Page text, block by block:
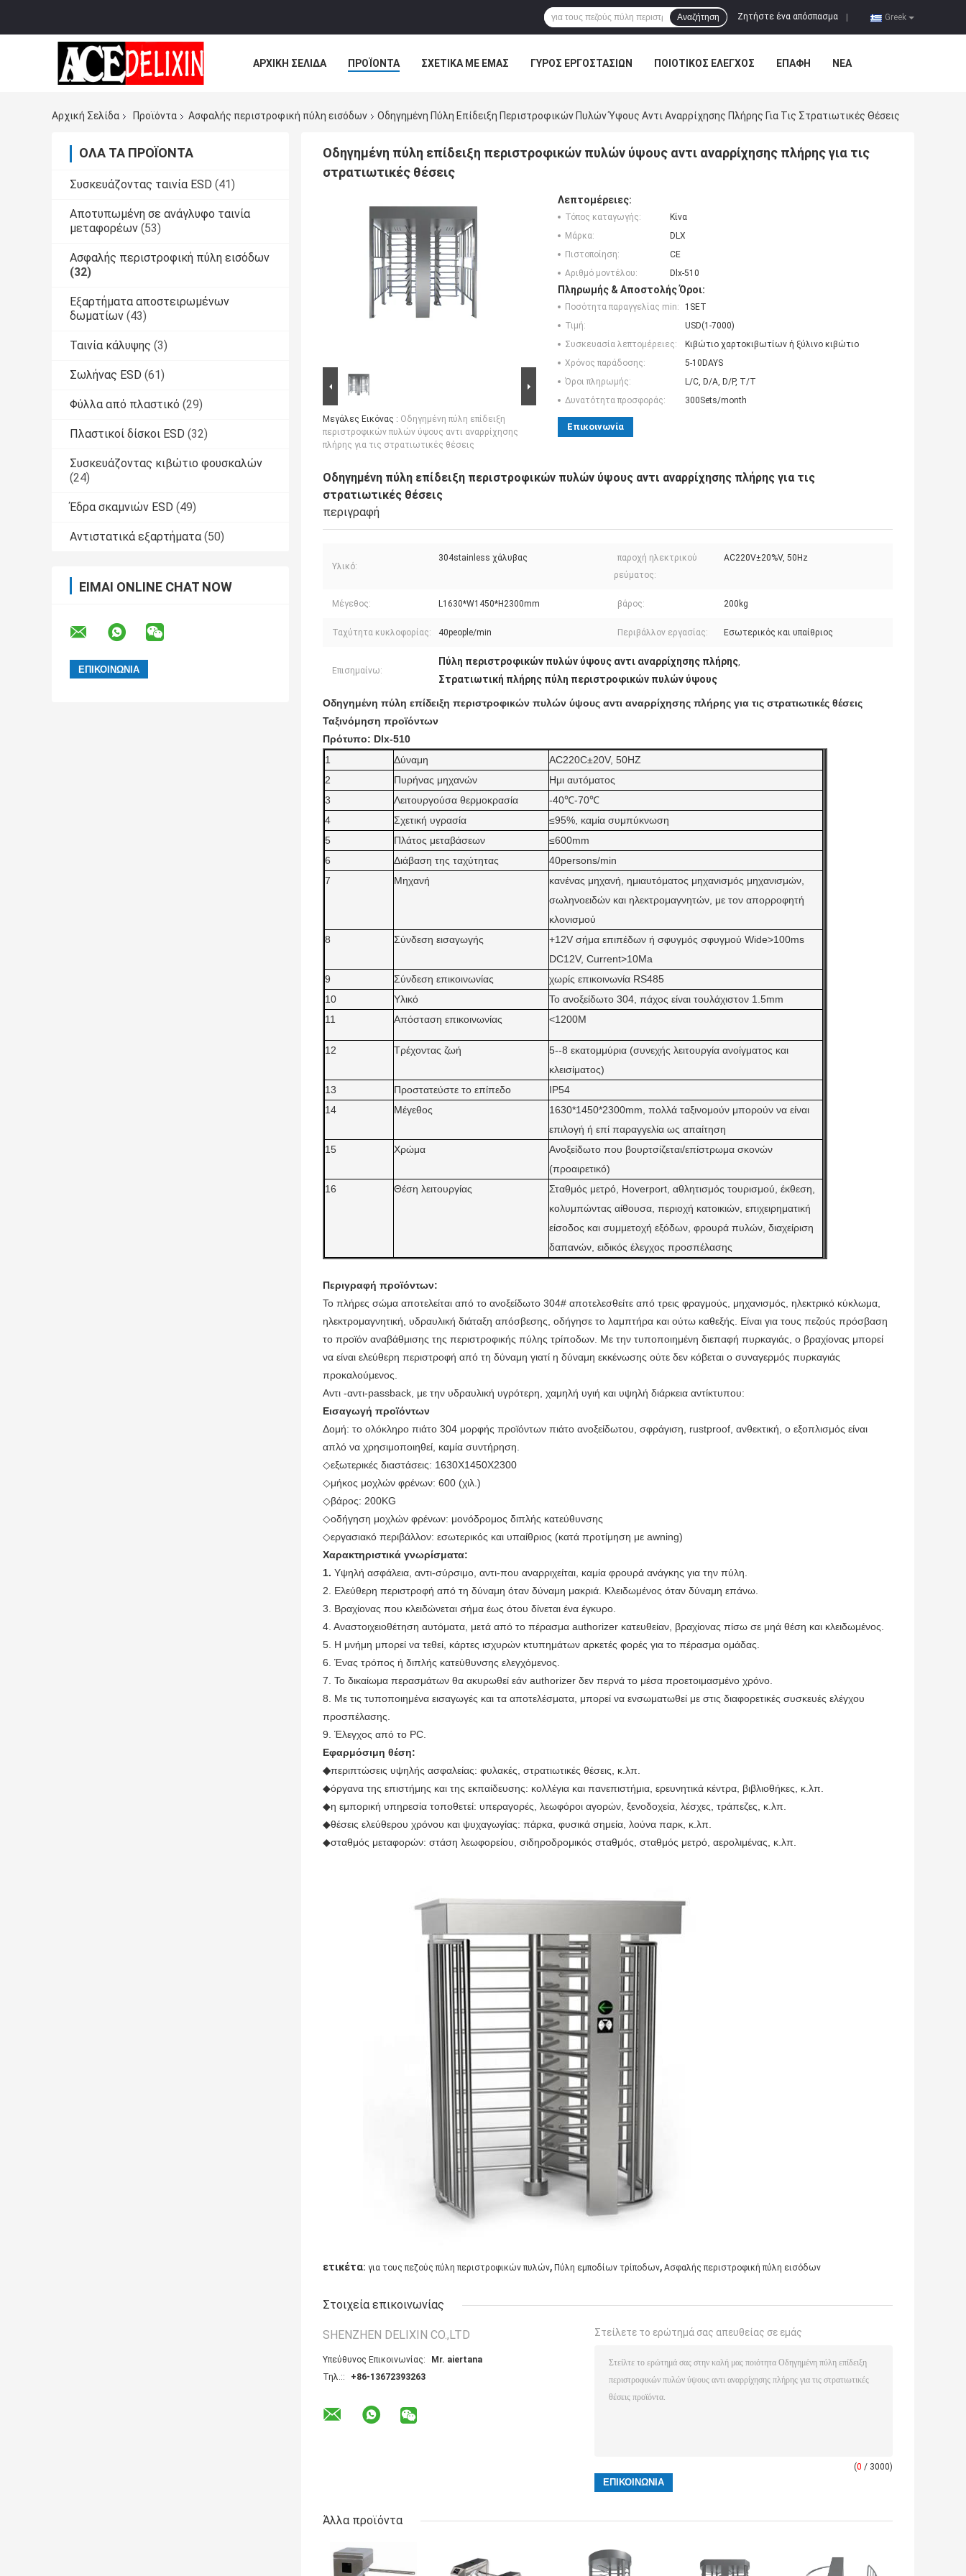
Greek
Ζητήστε ένα απόσπασμα
Αναζήτηση
ΑΡΧΙΚΉ ΣΕΛΊΔΑ ΠΡΟΪΌΝΤΑ ΣΧΕΤΙΚΆ ΜΕ ΕΜΆΣ ΓΎΡΟΣ ΕΡΓΟΣΤΑΣΊΩΝ ΠΟΙΟΤΙΚΌΣ ΈΛΕΓΧΟΣ ΕΠΑΦΉ ΝΈΑ
Αρχική Σελίδα
Προϊόντα Ασφαλής περιστροφική πύλη εισόδων Οδηγημένη Πύλη Επίδειξη Περιστροφικών Πυλών Ύψους Αντι Αναρρίχησης Πλήρης Για Τις Στρατιωτικές Θέσεις
ΌΛΑ ΤΑ ΠΡΟΪΌΝΤΑ
Συσκευάζοντας ταινία ESD (41)
Αποτυπωμένη σε ανάγλυφο ταινία
μεταφορέων (53)
Ασφαλής περιστροφική πύλη εισόδων
(32)
Εξαρτήματα αποστειρωμένων
δωματίων (43)
Ταινία κάλυψης (3)
Σωλήνας ESD (61)
Φύλλα από πλαστικό (29)
Πλαστικοί δίσκοι ESD (32)
Συσκευάζοντας κιβώτιο φουσκαλών
(24)
Έδρα σκαμνιών ESD (49)
Αντιστατικά εξαρτήματα (50)
ΕΊΜΑΙ ONLINE CHAT NOW
Οδηγημένη πύλη επίδειξη περιστροφικών πυλών ύψους αντι αναρρίχησης πλήρης για τις
στρατιωτικές θέσεις
Μεγάλες Εικόνας : Οδηγημένη πύλη επίδειξη
περιστροφικών πυλών ύψους αντι αναρρίχησης
πλήρης για τις στρατιωτικές θέσεις
Λεπτομέρειες:
Τόπος καταγωγής:
Κίνα
Μάρκα:
DLX
Πιστοποίηση:
CE
Αριθμό μοντέλου:
Dlx-510
Πληρωμής & Αποστολής Όροι:
Ποσότητα παραγγελίας min:
1SET
Τιμή:
USD(1-7000)
Συσκευασία λεπτομέρειες:
Κιβώτιο χαρτοκιβωτίων ή ξύλινο κιβώτιο
Χρόνος παράδοσης:
5-10DAYS
Όροι πληρωμής:
L/C, D/A, D/P, T/T
Δυνατότητα προσφοράς:
300Sets/month
Επικοινωνία
Οδηγημένη πύλη επίδειξη περιστροφικών πυλών ύψους αντι αναρρίχησης πλήρης για τις
στρατιωτικές θέσεις
περιγραφή
Υλικό:
304stainless χάλυβας
παροχή ηλεκτρικού
ρεύματος:
AC220V±20%V, 50Hz
Μέγεθος: L1630*W1450*H2300mm βάρος: 200kg
Ταχύτητα κυκλοφορίας: 40people/min Περιβάλλον εργασίας: Εσωτερικός και υπαίθριος
Επισημαίνω:
Πύλη περιστροφικών πυλών ύψους αντι αναρρίχησης πλήρης,
Στρατιωτική πλήρης πύλη περιστροφικών πυλών ύψους
Οδηγημένη πύλη επίδειξη περιστροφικών πυλών ύψους αντι αναρρίχησης πλήρης για τις στρατιωτικές θέσεις
Ταξινόμηση προϊόντων
Πρότυπο: Dlx-510
1
Δύναμη
AC220C±20V, 50HZ
2
Πυρήνας μηχανών
Ημι αυτόματος
3
Λειτουργούσα θερμοκρασία
-40℃-70℃
4
Σχετική υγρασία
≤95%, καμία συμπύκνωση
5
Πλάτος μεταβάσεων
≤600mm
6
Διάβαση της ταχύτητας
40persons/min
7
Μηχανή
κανένας μηχανή, ημιαυτόματος μηχανισμός μηχανισμών,
σωληνοειδών και ηλεκτρομαγνητών, με τον απορροφητή
κλονισμού
8
Σύνδεση εισαγωγής
+12V σήμα επιπέδων ή σφυγμός σφυγμού Wide>100ms
DC12V, Current>10Ma
9
Σύνδεση επικοινωνίας
χωρίς επικοινωνία RS485
10
Υλικό
Το ανοξείδωτο 304, πάχος είναι τουλάχιστον 1.5mm
11
Απόσταση επικοινωνίας <1200M
12 Τρέχοντας ζωή
5--8 εκατομμύρια (συνεχής λειτουργία ανοίγματος και
κλεισίματος)
13
Προστατεύστε το επίπεδο
IP54
14
Μέγεθος
1630*1450*2300mm, πολλά ταξινομούν μπορούν να είναι
επιλογή ή επί παραγγελία ως απαίτηση
15
Χρώμα
Ανοξείδωτο που βουρτσίζεται/επίστρωμα σκονών
(προαιρετικό)
16
Θέση λειτουργίας
Σταθμός μετρό, Hoverport, αθλητισμός τουρισμού, έκθεση,
κολυμπώντας αίθουσα, περιοχή κατοικιών, επιχειρηματική
είσοδος και συμμετοχή εξόδων, φρουρά πυλών, διαχείριση
δαπανών, ειδικός έλεγχος προσπέλασης
Περιγραφή προϊόντων:
Το πλήρες σώμα αποτελείται από το ανοξείδωτο 304# αποτελεσθείτε από τρεις φραγμούς, μηχανισμός, ηλεκτρικό κύκλωμα,
ηλεκτρομαγνητική, υδραυλική διάταξη απόσβεσης, οδήγησε το λαμπτήρα και ούτω καθεξής. Είναι για τους πεζούς πρόσβαση
το προϊόν αναβάθμισης της περιστροφικής πύλης τρίποδων. Με την τυποποιημένη διεπαφή πυρκαγιάς, ο βραχίονας μπορεί
να είναι ελεύθερη περιστροφή από τη δύναμη γιατί η δύναμη εκκένωσης ούτε δεν κόβεται ο συναγερμός πυρκαγιάς
προκαλούμενος.
Αντι -αντι-passback, με την υδραυλική υγρότερη, χαμηλή υγιή και υψηλή διάρκεια αντίκτυπου:
Εισαγωγή προϊόντων
Δομή: το ολόκληρο πιάτο 304 μορφής προϊόντων πιάτο ανοξείδωτου, σφράγιση, rustproof, ανθεκτική, ο εξοπλισμός είναι
απλό να χρησιμοποιηθεί, καμία συντήρηση.
◇εξωτερικές διαστάσεις: 1630X1450X2300
◇μήκος μοχλών φρένων: 600 (χιλ.)
◇βάρος: 200KG
◇οδήγηση μοχλών φρένων: μονόδρομος διπλής κατεύθυνσης
◇εργασιακό περιβάλλον: εσωτερικός και υπαίθριος (κατά προτίμηση με awning)
Χαρακτηριστικά γνωρίσματα:
1. Υψηλή ασφάλεια, αντι-σύρσιμο, αντι-που αναρριχείται, καμία φρουρά ανάγκης για την πύλη.
2. Ελεύθερη περιστροφή από τη δύναμη όταν δύναμη μακριά. Κλειδωμένος όταν δύναμη επάνω.
3. Βραχίονας που κλειδώνεται σήμα έως ότου δίνεται ένα έγκυρο.
4. Αναστοιχειοθέτηση αυτόματα, μετά από το πέρασμα authorizer κατευθείαν, βραχίονας πίσω σε μηά θέση και κλειδωμένος.
5. Η μνήμη μπορεί να τεθεί, κάρτες ισχυρών κτυπημάτων αρκετές φορές για το πέρασμα ομάδας.
6. Ένας τρόπος ή διπλής κατεύθυνσης ελεγχόμενος.
7. Το δικαίωμα περασμάτων θα ακυρωθεί εάν authorizer δεν περνά το μέσα προετοιμασμένο χρόνο.
8. Με τις τυποποιημένα εισαγωγές και τα αποτελέσματα, μπορεί να ενσωματωθεί με στις διαφορετικές συσκευές ελέγχου
προσπέλασης.
9. Έλεγχος από το PC.
Εφαρμόσιμη θέση:
◆περιπτώσεις υψηλής ασφαλείας: φυλακές, στρατιωτικές θέσεις, κ.λπ.
◆όργανα της επιστήμης και της εκπαίδευσης: κολλέγια και πανεπιστήμια, ερευνητικά κέντρα, βιβλιοθήκες, κ.λπ.
◆η εμπορική υπηρεσία τοποθετεί: υπεραγορές, λεωφόροι αγορών, ξενοδοχεία, λέσχες, τράπεζες, κ.λπ.
◆θέσεις ελεύθερου χρόνου και ψυχαγωγίας: πάρκα, φυσικά σημεία, λούνα παρκ, κ.λπ.
◆σταθμός μεταφορών: στάση λεωφορείου, σιδηροδρομικός σταθμός, σταθμός μετρό, αερολιμένας, κ.λπ.
ετικέτα: για τους πεζούς πύλη περιστροφικών πυλών, Πύλη εμποδίων τρίποδων, Ασφαλής περιστροφική πύλη εισόδων
Στοιχεία επικοινωνίας
SHENZHEN DELIXIN CO.,LTD
Υπεύθυνος Επικοινωνίας:
Mr. aiertana
Τηλ.::
+86-13672393263
Στείλετε το ερώτημά σας απευθείας σε εμάς
(0 / 3000)
Άλλα προϊόντα